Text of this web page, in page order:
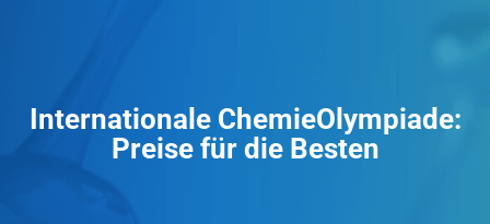
Internationale ChemieOlympiade:
Preise für die Besten